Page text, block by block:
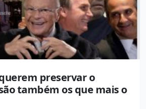
preservar o
também os que mais o